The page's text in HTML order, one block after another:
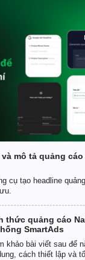
mô tả quảng
cụ tạo headline
thức quảng cáo
SmartAds
khảo bài viết sau để
cách thiết lập và